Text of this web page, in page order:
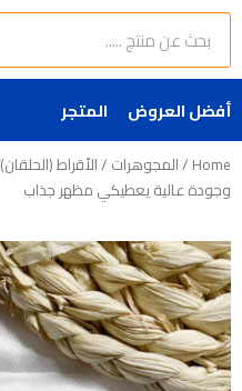
Search
أفضل العروض المتجر
Home
/المجوهرات /الأقراط (الحلقان)
وجودة عالية يعطيكي مظهر جذاب